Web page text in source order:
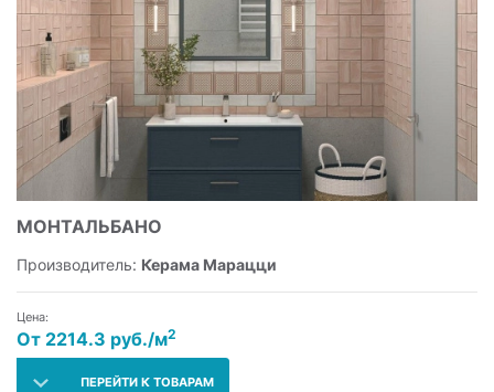
МОНТАЛЬБАНО
Производитель: Керама Марацци
Цена:
От 2214.3 руб./м2
ПЕРЕЙТИ К ТОВАРАМ